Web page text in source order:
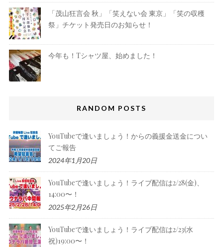
「茂山狂言会 秋」「笑えない会 東京」「笑の収穫
祭」チケット発売日のお知らせ！
今年も！Tシャツ屋、始めました！
RANDOM POSTS
YouTubeで逢いましょう！からの義援金送金につい
てご報告
2024年1月20日
YouTubeで逢いましょう！ライブ配信は2/28(金)、
14:00〜！
2025年2月26日
YouTubeで逢いましょう！ライブ配信は2/23(水
祝)19:00〜！